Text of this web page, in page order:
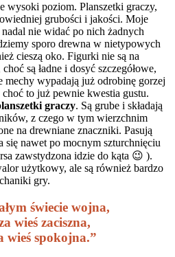
wysoki poziom. Planszetki graczy,
grubości i jakości. Moje
nie widać po nich żadnych
sporo drewna w nietypowych
cieszą oko. Figurki nie są na
są ładne i dosyć szczegółowe,
mechy wypadają już odrobinę gorzej
to już pewnie kwestia gustu.
graczy. Są grube i składają
z czego w tym wierzchnim
na drewniane znaczniki. Pasują
się nawet po mocnym szturchnięciu
zawstydzona idzie do kąta 😉 ).
użytkowy, ale są również bardzo
gry.
świecie wojna,
wieś zaciszna,
wieś spokojna.”